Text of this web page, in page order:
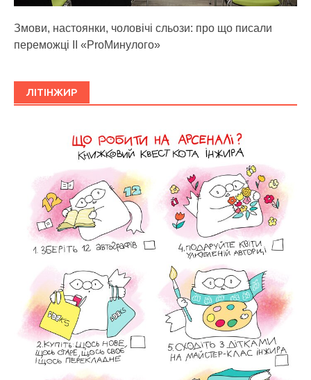
Змови, настоянки, чоловічі сльози: про що писали
переможці ІІ «ProМинулого»
ЛІТІНЖИР